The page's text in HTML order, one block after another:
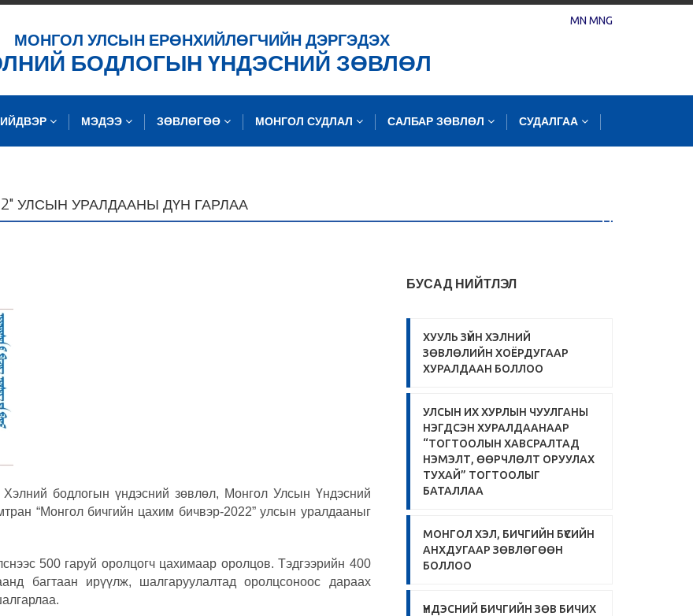
МОНГОЛ УЛСЫН ЕРӨНХИЙЛӨГЧИЙН ДЭРГЭДЭХ
БОДЛОГЫН ҮНДЭСНИЙ ЗӨВЛӨЛ
MN MNG
МЭДЭЭ ЗӨВЛӨГӨӨ МОНГОЛ СУДЛАЛ САЛБАР ЗӨВЛӨЛ СУДАЛГАА
УЛСЫН УРАЛДААНЫ ДҮН ГАРЛАА
Хэлний бодлогын үндэсний зөвлөл, Монгол Улсын Үндэсний
“Монгол бичгийн цахим бичвэр-2022” улсын уралдааныг
500 гаруй оролцогч цахимаар оролцов. Тэдгээрийн 400
багтаан ирүүлж, шалгаруулалтад оролцсоноос дараах
БУСАД НИЙТЛЭЛ
ХУУЛЬ ЗҮЙН ХЭЛНИЙ
ЗӨВЛӨЛИЙН ХОЁРДУГААР
ХУРАЛДААН БОЛЛОО
УЛСЫН ИХ ХУРЛЫН ЧУУЛГАНЫ
НЭГДСЭН ХУРАЛДААНААР
“ТОГТООЛЫН ХАВСРАЛТАД
НЭМЭЛТ, ӨӨРЧЛӨЛТ ОРУУЛАХ
ТУХАЙ” ТОГТООЛЫГ
БАТАЛЛАА
МОНГОЛ ХЭЛ, БИЧГИЙН БҮСИЙН
АНХДУГААР ЗӨВЛӨГӨӨН
БОЛЛОО
ҮНДЭСНИЙ БИЧГИЙН ЗӨВ БИЧИХ